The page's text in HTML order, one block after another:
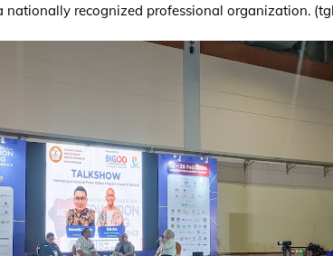
nationally recognized professional organization.